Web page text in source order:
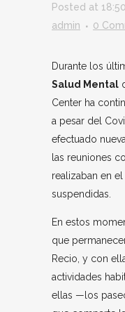
Posted at
admin
0
Durante los
Salud Mental
Center ha
a pesar del
efectuado
las reuniones
realizaban en
suspendidas.
En estos
que
Recio, y con
actividades
ellas —los